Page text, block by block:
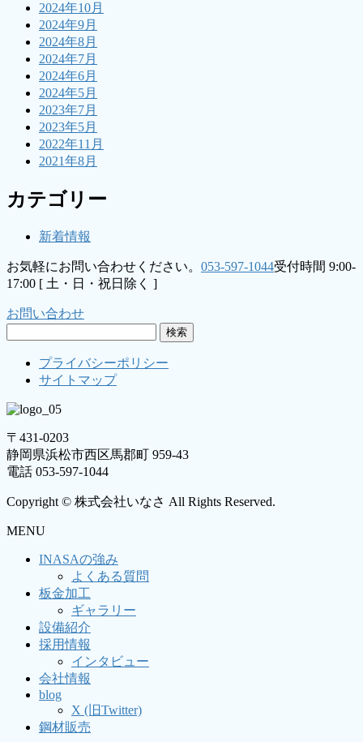
2024年10月
2024年9月
2024年8月
2024年7月
2024年6月
2024年5月
2023年7月
2023年5月
2022年11月
2021年8月
カテゴリー
新着情報
お気軽にお問い合わせください。 053-597-1044受付時間 9:00-
17:00 [ 土・日・祝日除く ]
お問い合わせ
プライバシーポリシー
サイトマップ
〒431-0203
静岡県浜松市西区馬郡町 959-43
電話 053-597-1044
Copyright © 株式会社いなさ All Rights Reserved.
MENU
INASAの強み
よくある質問
板金加工
ギャラリー
設備紹介
採用情報
インタビュー
会社情報
blog
X (旧Twitter)
鋼材販売